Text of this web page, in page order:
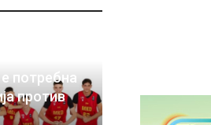
потребна
против